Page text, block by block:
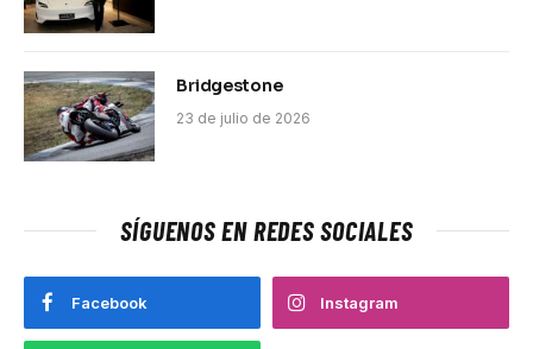
Bridgestone
23 de julio de 2026
SÍGUENOS EN REDES SOCIALES
Facebook Instagram